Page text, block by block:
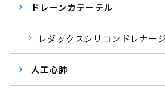
ドレーンカテーテル
レダックスシリコンドレナー
人工心肺